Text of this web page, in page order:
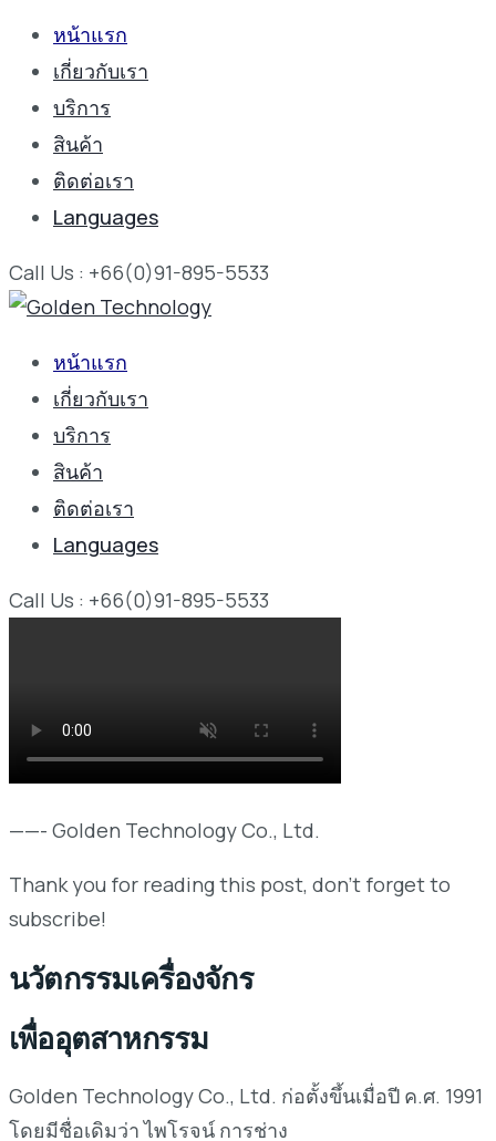
หน้าแรก
เกี่ยวกับเรา
บริการ
สินค้า
ติดต่อเรา
Languages
Call Us : +66(0)91-895-5533
หน้าแรก
เกี่ยวกับเรา
บริการ
สินค้า
ติดต่อเรา
Languages
Call Us : +66(0)91-895-5533
——- Golden Technology Co., Ltd.
Thank you for reading this post, don't forget to
subscribe!
นวัตกรรมเครื่องจักร
เพื่ออุตสาหกรรม
Golden Technology Co., Ltd. ก่อตั้งขึ้นเมื่อปี ค.ศ. 1991
โดยมีชื่อเดิมว่า ไพโรจน์ การช่าง